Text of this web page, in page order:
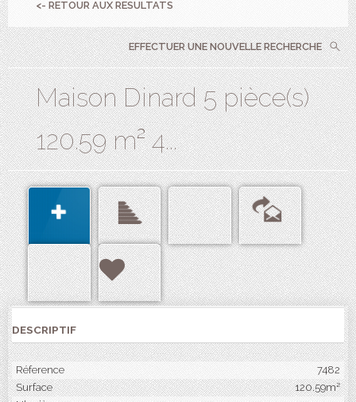
<- RETOUR AUX RESULTATS
EFFECTUER UNE NOUVELLE RECHERCHE
Maison Dinard 5 pièce(s)
120.59 m² 4...
DESCRIPTIF
Réference
7482
Surface
120.59m²